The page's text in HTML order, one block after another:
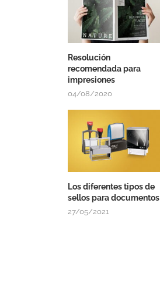
Resolución
recomendada para
impresiones
04/08/2020
Los diferentes tipos de
sellos para documentos
27/05/2021